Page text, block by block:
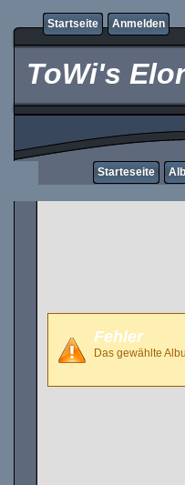
Startseite Anmelden
ToWi's
Starteseite
Fehler
Das gewählte